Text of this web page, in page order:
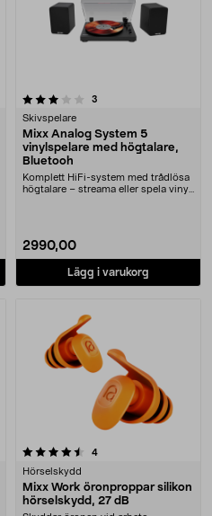
3
Skivspelare
Mixx Analog System 5
vinylspelare med högtalare,
Bluetooh
Komplett HiFi-system med trådlösa
högtalare – streama eller spela vinyl.
2990,00
Lägg i varukorg
4recensioner
Hörselskydd
Mixx Work öronproppar silikon
hörselskydd, 27 dB